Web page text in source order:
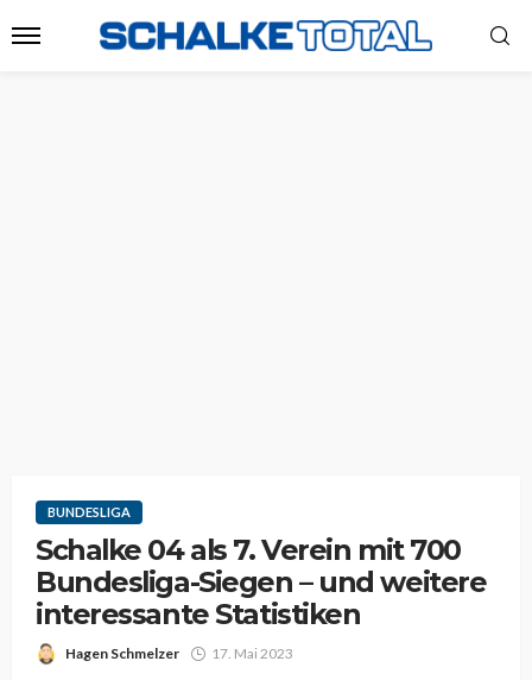
BUNDESLIGA
Schalke 04 als 7. Verein mit 700
Bundesliga-Siegen – und weitere
interessante Statistiken
Hagen Schmelzer 17. Mai 2023